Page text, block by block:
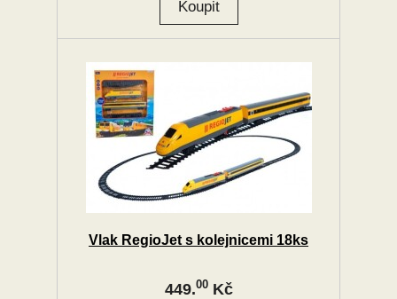
Vlak RegioJet s kolejnicemi 18ks
449.00Kč